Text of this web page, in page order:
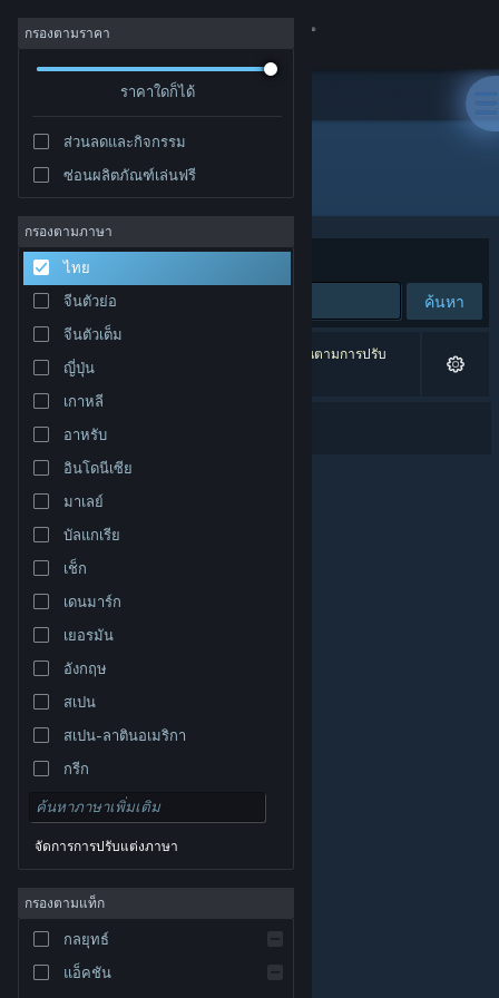
เข้าสู่ระบบ
ชุมชน
เกี่ยวกับ
ฝ่ายสนับสนุน
เปลี่ยนภาษา
รับแอป Steam แบบพกพา
ชมเว็บไซต์สำหรับเดสก์ท็อป
© Valve Corporation สงวนลิขสิทธิ์ เครื่องหมายการค้า
และประเทศอื่น
นโยบายความเป็นส่วนตัว
การช่วยการเข้าถึง|
Steam| การคืนเงิน
กรองตามราคา
ราคาใดก็ได้
ส่วนลดและกิจกรรม
ซ่อนผลิตภัณฑ์เล่นฟรี
กรองตามภาษา
ไทย
จีนตัวย่อ
จีนตัวเต็ม
ญี่ปุ่น
เกาหลี
อาหรับ
อินโดนีเซีย
มาเลย์
บัลแกเรีย
เช็ก
เดนมาร์ก
เยอรมัน
อังกฤษ
สเปน
สเปน-ลาตินอเมริกา
กรีก
จัดการการปรับแต่งภาษา
กรองตามแท็ก
กลยุทธ์
แอ็คชัน
ผู้จัดจำหน่าย: Botan
จัดเรียงตาม
ค้นหา
1 ผลลัพธ์ตรงกับที่คุณค้นหา 3 ผลิตภัณฑ์ได้ถูกละเว้นตามการปรับ
แต่งของคุณ